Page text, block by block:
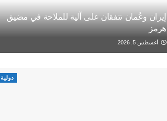
إيران وعُمان تتفقان على آلية للملاحة في مضيق
هرمز
أغسطس 5, 2026
دولية